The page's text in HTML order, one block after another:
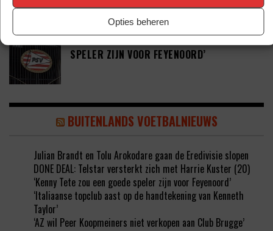
Opties beheren
‘COUHAIB DRIOUECH ZOU EEN PRIMA
SPELER ZIJN VOOR FEYENOORD’
BUITENLANDS VOETBALNIEUWS
Julian Brandt en Tolu Arokodare gaan de Eredivisie slopen
DONE DEAL: Telstar versterkt zich met Harrie Kuster (20)
‘Kenny Tete zou een goede speler zijn voor Feyenoord’
‘Italiaanse topclub aast op de handtekening van Kenneth
Taylor’
‘AZ wil Peer Koopmeiners niet verkopen aan Club Brugge’